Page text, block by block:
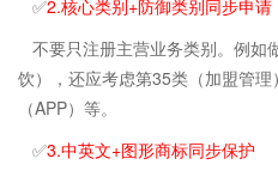
✅2.核心类别+防御类别同步申请
不要只注册主营业务类别。例如
饮），还应考虑第35类（加盟管
（APP）等。
✅3.中英文+图形商标同步保护